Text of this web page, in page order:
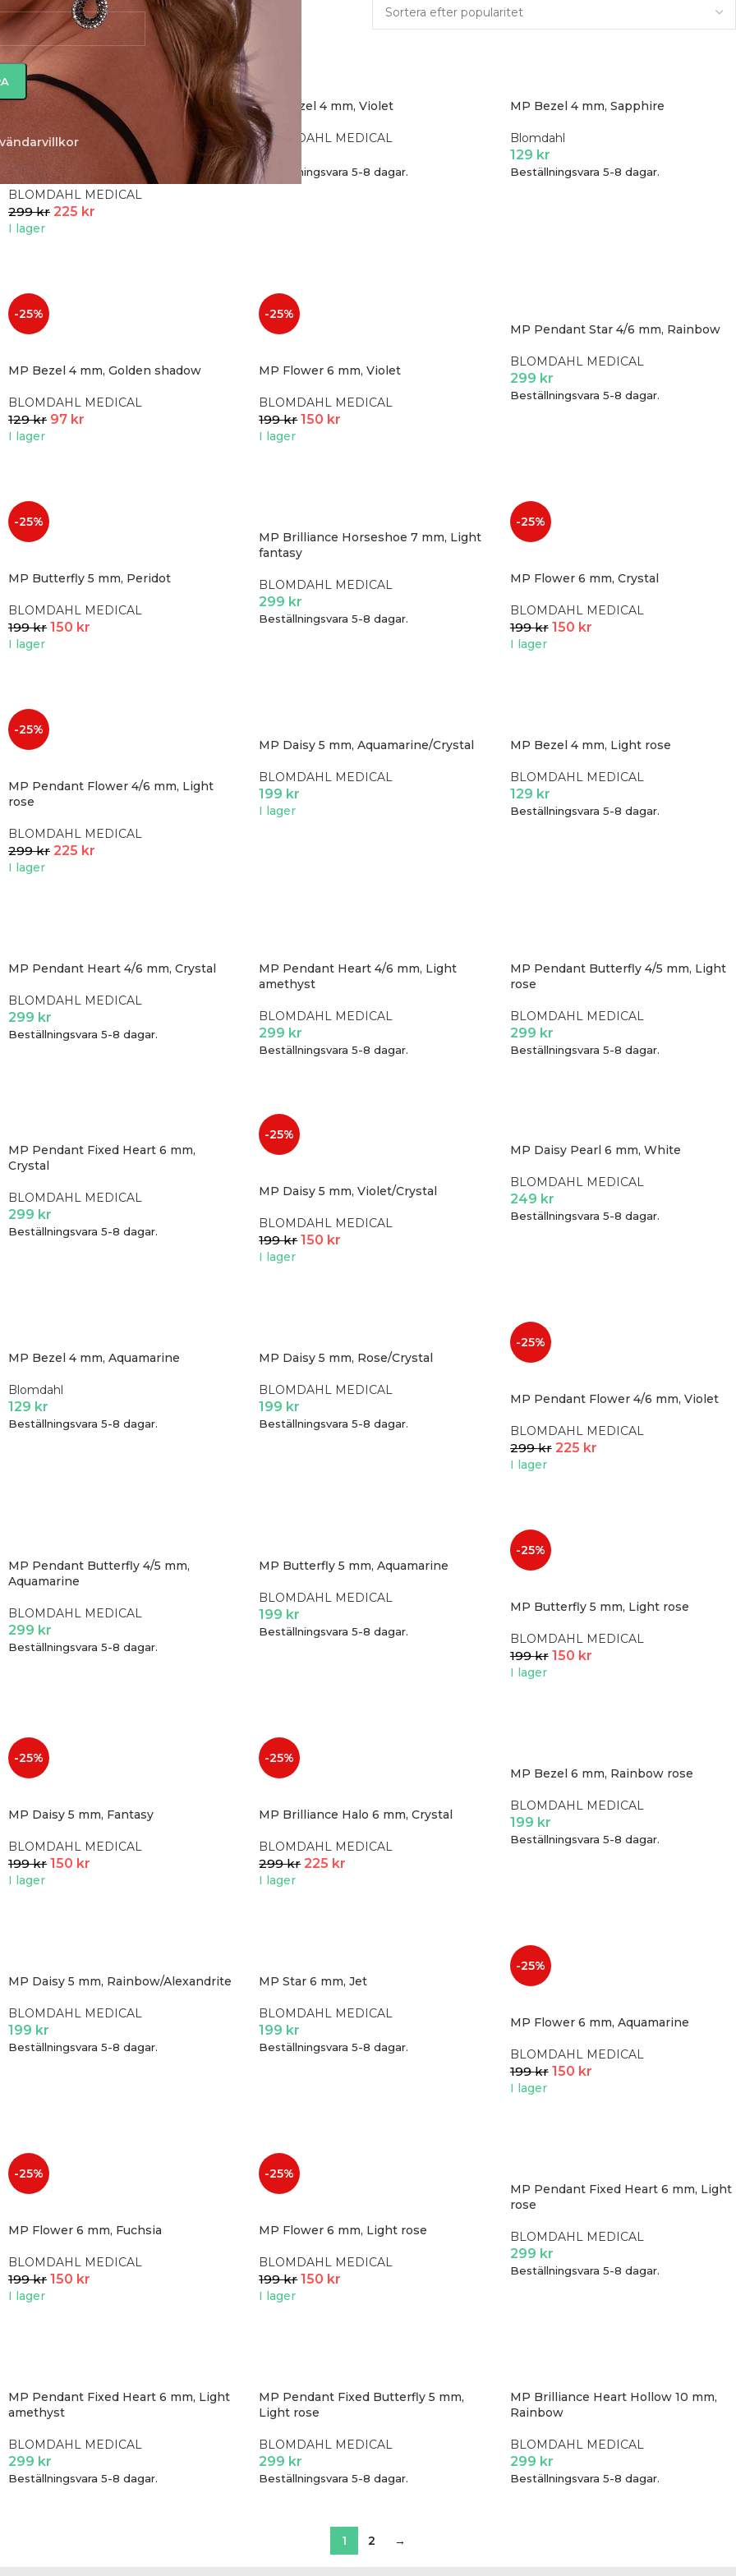
-25%
MP Pendant Fixed Butterfly 5 mm,
BLOMDAHL MEDICAL
299kr 225 kr
I lager
MP Bezel 4 mm, Violet
BLOMDAHL MEDICAL
129
Beställningsvara 5-8 dagar.
MP Bezel 4 mm, Sapphire
Blomdahl
129 kr
Beställningsvara 5-8 dagar.
-25%
MP Bezel 4 mm, Golden shadow
BLOMDAHL MEDICAL
129kr 97 kr
I lager
-25%
MP Flower 6 mm, Violet
BLOMDAHL MEDICAL
199kr 150 kr
I lager
MP Pendant Star 4/6 mm, Rainbow
BLOMDAHL MEDICAL
299 kr
Beställningsvara 5-8 dagar.
-25%
MP Butterfly 5 mm, Peridot
BLOMDAHL MEDICAL
199kr 150 kr
I lager
MP Brilliance Horseshoe 7 mm, Light
fantasy
BLOMDAHL MEDICAL
299 kr
Beställningsvara 5-8 dagar.
-25%
MP Flower 6 mm, Crystal
BLOMDAHL MEDICAL
199kr 150 kr
I lager
-25%
MP Pendant Flower 4/6 mm, Light
rose
BLOMDAHL MEDICAL
299kr 225 kr
I lager
MP Daisy 5 mm, Aquamarine/Crystal
BLOMDAHL MEDICAL
199 kr
I lager
MP Bezel 4 mm, Light rose
BLOMDAHL MEDICAL
129 kr
Beställningsvara 5-8 dagar.
MP Pendant Heart 4/6 mm, Crystal
BLOMDAHL MEDICAL
299 kr
Beställningsvara 5-8 dagar.
MP Pendant Heart 4/6 mm, Light
amethyst
BLOMDAHL MEDICAL
299 kr
Beställningsvara 5-8 dagar.
MP Pendant Butterfly 4/5 mm, Light
rose
BLOMDAHL MEDICAL
299 kr
Beställningsvara 5-8 dagar.
MP Pendant Fixed Heart 6 mm,
Crystal
BLOMDAHL MEDICAL
299 kr
Beställningsvara 5-8 dagar.
-25%
MP Daisy 5 mm, Violet/Crystal
BLOMDAHL MEDICAL
199kr 150 kr
I lager
MP Daisy Pearl 6 mm, White
BLOMDAHL MEDICAL
249 kr
Beställningsvara 5-8 dagar.
MP Bezel 4 mm, Aquamarine
Blomdahl
129 kr
Beställningsvara 5-8 dagar.
MP Daisy 5 mm, Rose/Crystal
BLOMDAHL MEDICAL
199 kr
Beställningsvara 5-8 dagar.
-25%
MP Pendant Flower 4/6 mm, Violet
BLOMDAHL MEDICAL
299kr 225 kr
I lager
MP Pendant Butterfly 4/5 mm,
Aquamarine
BLOMDAHL MEDICAL
299 kr
Beställningsvara 5-8 dagar.
MP Butterfly 5 mm, Aquamarine
BLOMDAHL MEDICAL
199 kr
Beställningsvara 5-8 dagar.
-25%
MP Butterfly 5 mm, Light rose
BLOMDAHL MEDICAL
199kr 150 kr
I lager
-25%
MP Daisy 5 mm, Fantasy
BLOMDAHL MEDICAL
199kr 150 kr
I lager
-25%
MP Brilliance Halo 6 mm, Crystal
BLOMDAHL MEDICAL
299kr 225 kr
I lager
MP Bezel 6 mm, Rainbow rose
BLOMDAHL MEDICAL
199 kr
Beställningsvara 5-8 dagar.
MP Daisy 5 mm, Rainbow/Alexandrite
BLOMDAHL MEDICAL
199 kr
Beställningsvara 5-8 dagar.
MP Star 6 mm, Jet
BLOMDAHL MEDICAL
199 kr
Beställningsvara 5-8 dagar.
-25%
MP Flower 6 mm, Aquamarine
BLOMDAHL MEDICAL
199kr 150 kr
I lager
-25%
MP Flower 6 mm, Fuchsia
BLOMDAHL MEDICAL
199kr 150 kr
I lager
-25%
MP Flower 6 mm, Light rose
BLOMDAHL MEDICAL
199kr 150 kr
I lager
MP Pendant Fixed Heart 6 mm, Light
rose
BLOMDAHL MEDICAL
299 kr
Beställningsvara 5-8 dagar.
MP Pendant Fixed Heart 6 mm, Light
amethyst
BLOMDAHL MEDICAL
299 kr
Beställningsvara 5-8 dagar.
MP Pendant Fixed Butterfly 5 mm,
Light rose
BLOMDAHL MEDICAL
299 kr
Beställningsvara 5-8 dagar.
MP Brilliance Heart Hollow 10 mm,
Rainbow
BLOMDAHL MEDICAL
299 kr
Beställningsvara 5-8 dagar.
1 2 →